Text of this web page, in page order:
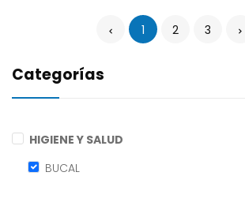
Categorías
HIGIENE Y SALUD
BUCAL
1 2 3